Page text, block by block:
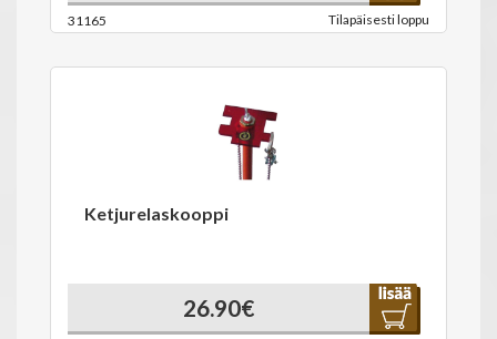
31165 Tilapäisesti loppu
Ketjurelaskooppi
26.90€